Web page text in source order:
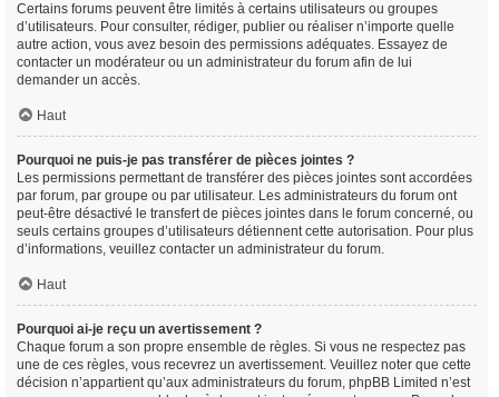
Certains forums peuvent être limités à certains utilisateurs ou groupes
d’utilisateurs. Pour consulter, rédiger, publier ou réaliser n’importe quelle
autre action, vous avez besoin des permissions adéquates. Essayez de
contacter un modérateur ou un administrateur du forum afin de lui
demander un accès.
Haut
Pourquoi ne puis-je pas transférer de pièces jointes ?
Les permissions permettant de transférer des pièces jointes sont accordées
par forum, par groupe ou par utilisateur. Les administrateurs du forum ont
peut-être désactivé le transfert de pièces jointes dans le forum concerné, ou
seuls certains groupes d’utilisateurs détiennent cette autorisation. Pour plus
d’informations, veuillez contacter un administrateur du forum.
Haut
Pourquoi ai-je reçu un avertissement ?
Chaque forum a son propre ensemble de règles. Si vous ne respectez pas
une de ces règles, vous recevrez un avertissement. Veuillez noter que cette
décision n’appartient qu’aux administrateurs du forum, phpBB Limited n’est